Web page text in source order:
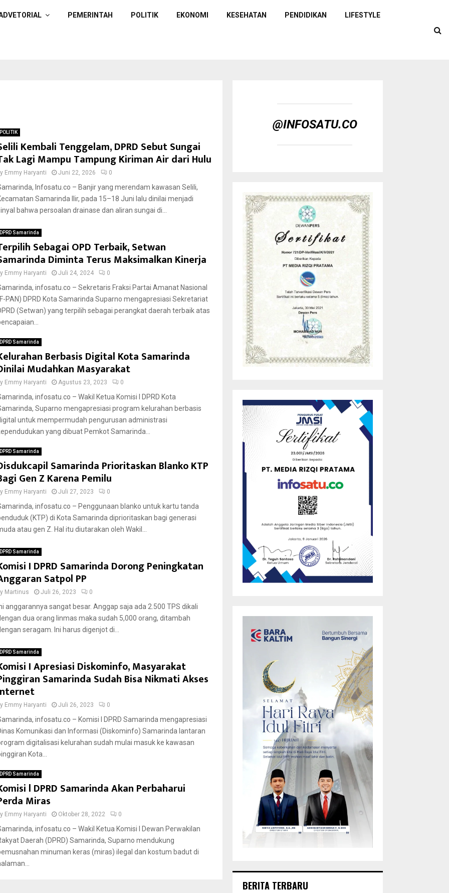
PEMERINTAH POLITIK EKONOMI KESEHATAN PENDIDIKAN LIFESTYLE
POLITIK
Kembali Tenggelam, DPRD Sebut Sungai
Lagi Mampu Tampung Kiriman Air dari Hulu
Emmy Haryanti Juni 22, 2026 0
Infosatu.co – Banjir yang merendam kawasan Selili,
Samarinda Ilir, pada 15–18 Juni lalu dinilai menjadi
bahwa persoalan drainase dan aliran sungai di...
DPRD Samarinda
Sebagai OPD Terbaik, Setwan
Diminta Terus Maksimalkan Kinerja
Emmy Haryanti Juli 24, 2024 0
infosatu.co – Sekretaris Fraksi Partai Amanat Nasional
PAN) DPRD Kota Samarinda Suparno mengapresiasi Sekretariat
(Setwan) yang terpilih sebagai perangkat daerah terbaik atas
DPRD Samarinda
Berbasis Digital Kota Samarinda
Mudahkan Masyarakat
Emmy Haryanti Agustus 23, 2023 0
infosatu.co – Wakil Ketua Komisi l DPRD Kota
Suparno mengapresiasi program kelurahan berbasis
untuk mempermudah pengurusan administrasi
yang dibuat Pemkot Samarinda...
DPRD Samarinda
Samarinda Prioritaskan Blanko KTP
Gen Z Karena Pemilu
Emmy Haryanti Juli 27, 2023 0
infosatu.co – Penggunaan blanko untuk kartu tanda
(KTP) di Kota Samarinda diprioritaskan bagi generasi
atau gen Z. Hal itu diutarakan oleh Wakil...
DPRD Samarinda
I DPRD Samarinda Dorong Peningkatan
Satpol PP
Martinus Juli 26, 2023 0
anggarannya sangat besar. Anggap saja ada 2.500 TPS dikali
dua orang linmas maka sudah 5,000 orang, ditambah
seragam. Ini harus digenjot di...
DPRD Samarinda
I Apresiasi Diskominfo, Masyarakat
Samarinda Sudah Bisa Nikmati Akses
Emmy Haryanti Juli 26, 2023 0
infosatu.co – Komisi I DPRD Samarinda mengapresiasi
Komunikasi dan Informasi (Diskominfo) Samarinda lantaran
digitalisasi kelurahan sudah mulai masuk ke kawasan
Kota...
DPRD Samarinda
l DPRD Samarinda Akan Perbaharui
Miras
Emmy Haryanti Oktober 28, 2022 0
infosatu.co – Wakil Ketua Komisi I Dewan Perwakilan
Daerah (DPRD) Samarinda, Suparno mendukung
minuman keras (miras) ilegal dan kostum badut di
@INFOSATU.CO
BERITA TERBARU